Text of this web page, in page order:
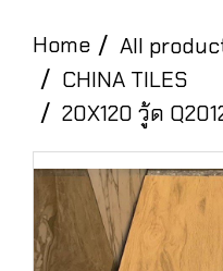
Home All
CHINA TILES
20X120 วู้ด